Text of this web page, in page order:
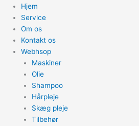
Hjem
Service
Om os
Kontakt os
Webhsop
Maskiner
Olie
Shampoo
Hårpleje
Skæg pleje
Tilbehør